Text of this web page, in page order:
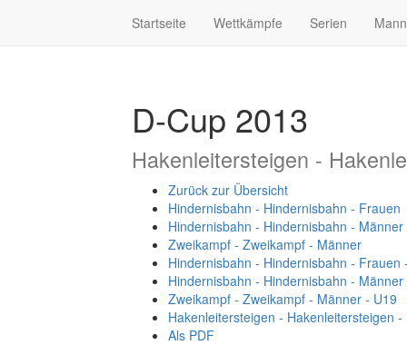
Startseite Wettkämpfe Serien
D-Cup 2013
Hakenleitersteigen -
Zurück zur Übersicht
Hindernisbahn - Hindernisbahn - Frauen
Hindernisbahn - Hindernisbahn - Männer
Zweikampf - Zweikampf - Männer
Hindernisbahn - Hindernisbahn - Frauen
Hindernisbahn - Hindernisbahn -
Zweikampf - Zweikampf - Männer - U19
Hakenleitersteigen - Hakenleitersteigen
Als PDF